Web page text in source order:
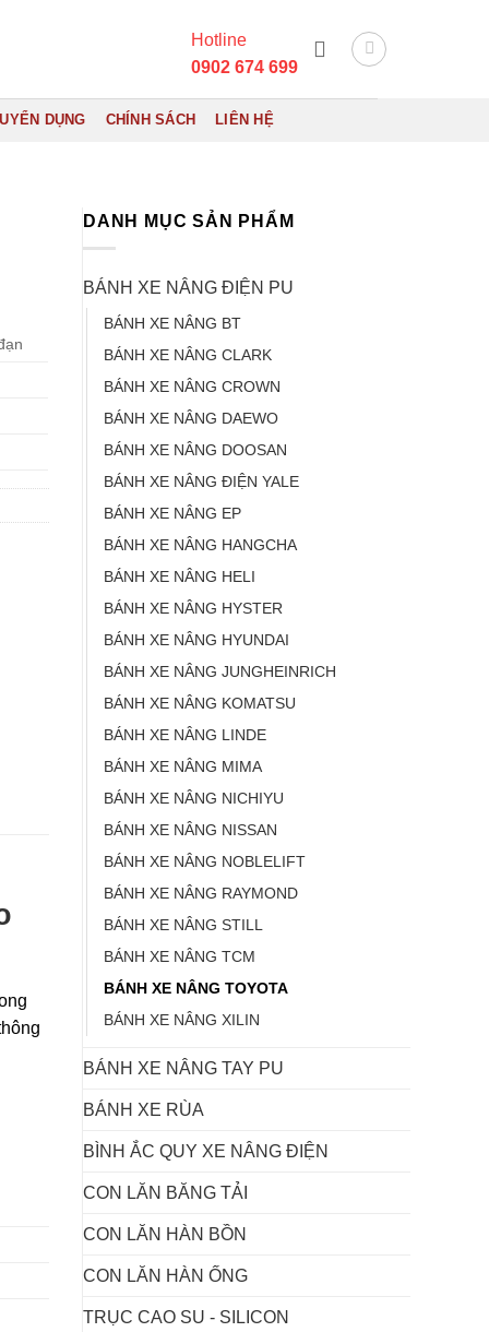
Hotline
0902 674 699
DỤNG CHÍNH SÁCH LIÊN HỆ
DANH MỤC SẢN PHẨM
BÁNH XE NÂNG ĐIỆN PU
BÁNH XE NÂNG BT
BÁNH XE NÂNG CLARK
BÁNH XE NÂNG CROWN
BÁNH XE NÂNG DAEWO
BÁNH XE NÂNG DOOSAN
BÁNH XE NÂNG ĐIỆN YALE
BÁNH XE NÂNG EP
BÁNH XE NÂNG HANGCHA
BÁNH XE NÂNG HELI
BÁNH XE NÂNG HYSTER
BÁNH XE NÂNG HYUNDAI
BÁNH XE NÂNG JUNGHEINRICH
BÁNH XE NÂNG KOMATSU
BÁNH XE NÂNG LINDE
BÁNH XE NÂNG MIMA
BÁNH XE NÂNG NICHIYU
BÁNH XE NÂNG NISSAN
BÁNH XE NÂNG NOBLELIFT
BÁNH XE NÂNG RAYMOND
BÁNH XE NÂNG STILL
BÁNH XE NÂNG TCM
BÁNH XE NÂNG TOYOTA
BÁNH XE NÂNG XILIN
BÁNH XE NÂNG TAY PU
BÁNH XE RÙA
BÌNH ẮC QUY XE NÂNG ĐIỆN
CON LĂN BĂNG TẢI
CON LĂN HÀN BỒN
CON LĂN HÀN ỐNG
TRỤC CAO SU - SILICON